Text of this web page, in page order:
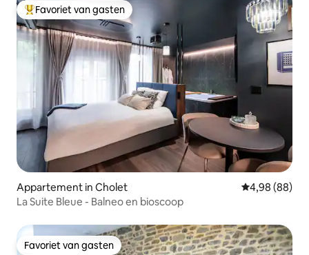
Topfavoriet van gasten
Favoriet van gasten
Appartement in Cholet Gemiddelde
4,98 (88)
La Suite Bleue - Balneo en bioscoop
Favoriet van gasten
Favoriet van gasten